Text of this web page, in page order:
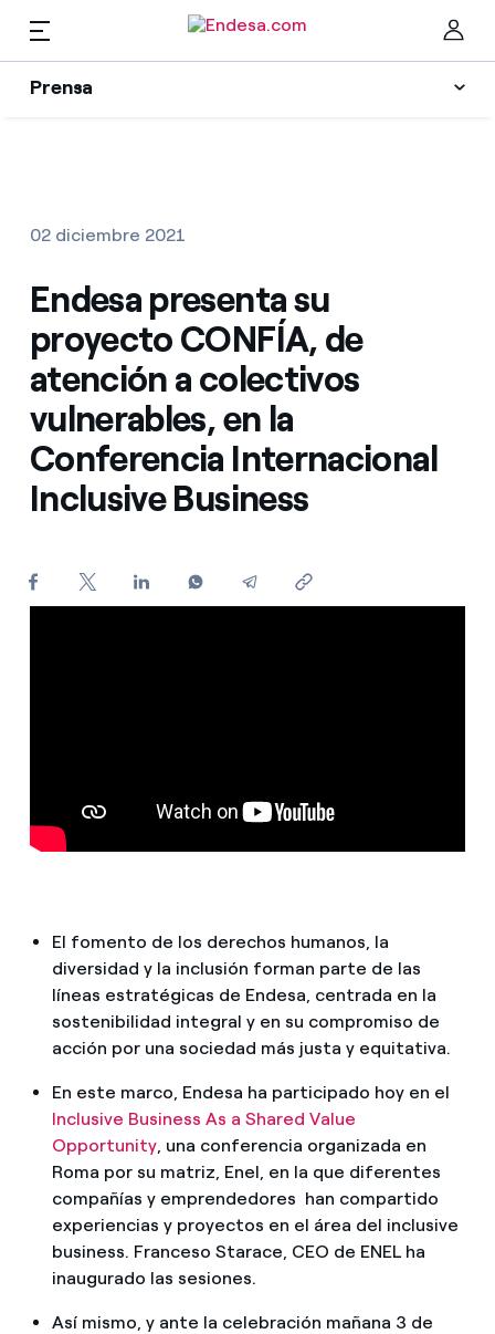
Prensa
Prensa
Encuentra la tarifa que más te conviene
Compara nuestras tarifas de empresa y ahorra
Por cada kWh que ahorres, te descontamos otro
¿Cómo ver mis facturas de Endesa?
¿Has recibido una oferta para cambiar de
Recursos
Colecciones
Contactos prensa
La cara e
ES
02 diciembre 2021
Endesa presenta su
proyecto CONFÍA, de
atención a colectivos
vulnerables, en la
Conferencia Internacional
Inclusive Business
El fomento de los derechos humanos, la
diversidad y la inclusión forman parte de las
líneas estratégicas de Endesa, centrada en la
sostenibilidad integral y en su compromiso de
acción por una sociedad más justa y equitativa.
En este marco, Endesa ha participado hoy en el
Inclusive Business As a Shared Value
Opportunity, una conferencia organizada en
Roma por su matriz, Enel, en la que diferentes
compañías y emprendedores han compartido
experiencias y proyectos en el área del inclusive
business. Franceso Starace, CEO de ENEL ha
inaugurado las sesiones.
Así mismo, y ante la celebración mañana 3 de